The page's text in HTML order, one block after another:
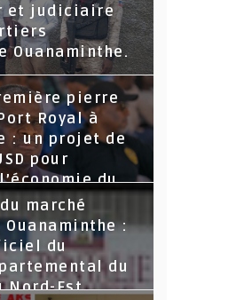
et judiciaire
Ouanaminthe.
pierre
Royal à
: un projet de
pour
du
marché
:
du
du
Nord-Est.